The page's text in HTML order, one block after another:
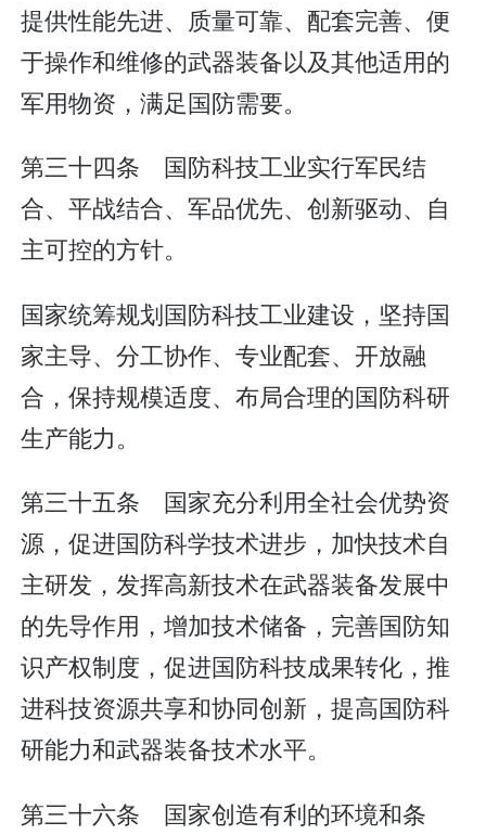
提供性能先进、质量可靠、配套完善、便
于操作和维修的武器装备以及其他适用的
军用物资，满足国防需要。
第三十四条 国防科技工业实行军民结
合、平战结合、军品优先、创新驱动、自
主可控的方针。
国家统筹规划国防科技工业建设，坚持国
家主导、分工协作、专业配套、开放融
合，保持规模适度、布局合理的国防科研
生产能力。
第三十五条 国家充分利用全社会优势资
源，促进国防科学技术进步，加快技术自
主研发，发挥高新技术在武器装备发展中
的先导作用，增加技术储备，完善国防知
识产权制度，促进国防科技成果转化，推
进科技资源共享和协同创新，提高国防科
研能力和武器装备技术水平。
第三十六条 国家创造有利的环境和条